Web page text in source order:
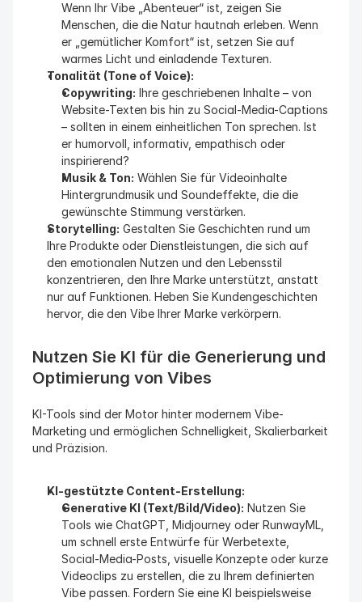
Wenn Ihr Vibe „Abenteuer“ ist, zeigen Sie
Menschen, die die Natur hautnah erleben. Wenn
er „gemütlicher Komfort“ ist, setzen Sie auf
warmes Licht und einladende Texturen.
Tonalität (Tone of Voice):
Copywriting: Ihre geschriebenen Inhalte – von
Website-Texten bis hin zu Social-Media-Captions
– sollten in einem einheitlichen Ton sprechen. Ist
er humorvoll, informativ, empathisch oder
inspirierend?
Musik & Ton: Wählen Sie für Videoinhalte
Hintergrundmusik und Soundeffekte, die die
gewünschte Stimmung verstärken.
Storytelling: Gestalten Sie Geschichten rund um
Ihre Produkte oder Dienstleistungen, die sich auf
den emotionalen Nutzen und den Lebensstil
konzentrieren, den Ihre Marke unterstützt, anstatt
nur auf Funktionen. Heben Sie Kundengeschichten
hervor, die den Vibe Ihrer Marke verkörpern.
Nutzen Sie KI für die Generierung und
Optimierung von Vibes
KI-Tools sind der Motor hinter modernem Vibe-
Marketing und ermöglichen Schnelligkeit, Skalierbarkeit
und Präzision.
KI-gestützte Content-Erstellung:
Generative KI (Text/Bild/Video): Nutzen Sie
Tools wie ChatGPT, Midjourney oder RunwayML,
um schnell erste Entwürfe für Werbetexte,
Social-Media-Posts, visuelle Konzepte oder kurze
Videoclips zu erstellen, die zu Ihrem definierten
Vibe passen. Fordern Sie eine KI beispielsweise